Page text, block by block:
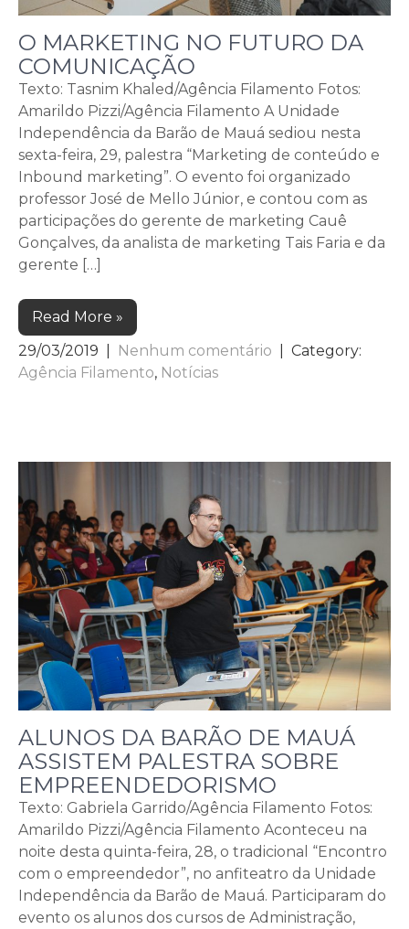
O MARKETING NO FUTURO DA
COMUNICAÇÃO
Texto: Tasnim Khaled/Agência Filamento Fotos:
Amarildo Pizzi/Agência Filamento A Unidade
Independência da Barão de Mauá sediou nesta
sexta-feira, 29, palestra “Marketing de conteúdo e
Inbound marketing”. O evento foi organizado
professor José de Mello Júnior, e contou com as
participações do gerente de marketing Cauê
Gonçalves, da analista de marketing Tais Faria e da
gerente […]
Read More »
29/03/2019
Nenhum comentário
| Category:
Agência Filamento, Notícias
ALUNOS DA BARÃO DE MAUÁ
ASSISTEM PALESTRA SOBRE
EMPREENDEDORISMO
Texto: Gabriela Garrido/Agência Filamento Fotos:
Amarildo Pizzi/Agência Filamento Aconteceu na
noite desta quinta-feira, 28, o tradicional “Encontro
com o empreendedor”, no anfiteatro da Unidade
Independência da Barão de Mauá. Participaram do
evento os alunos dos cursos de Administração,